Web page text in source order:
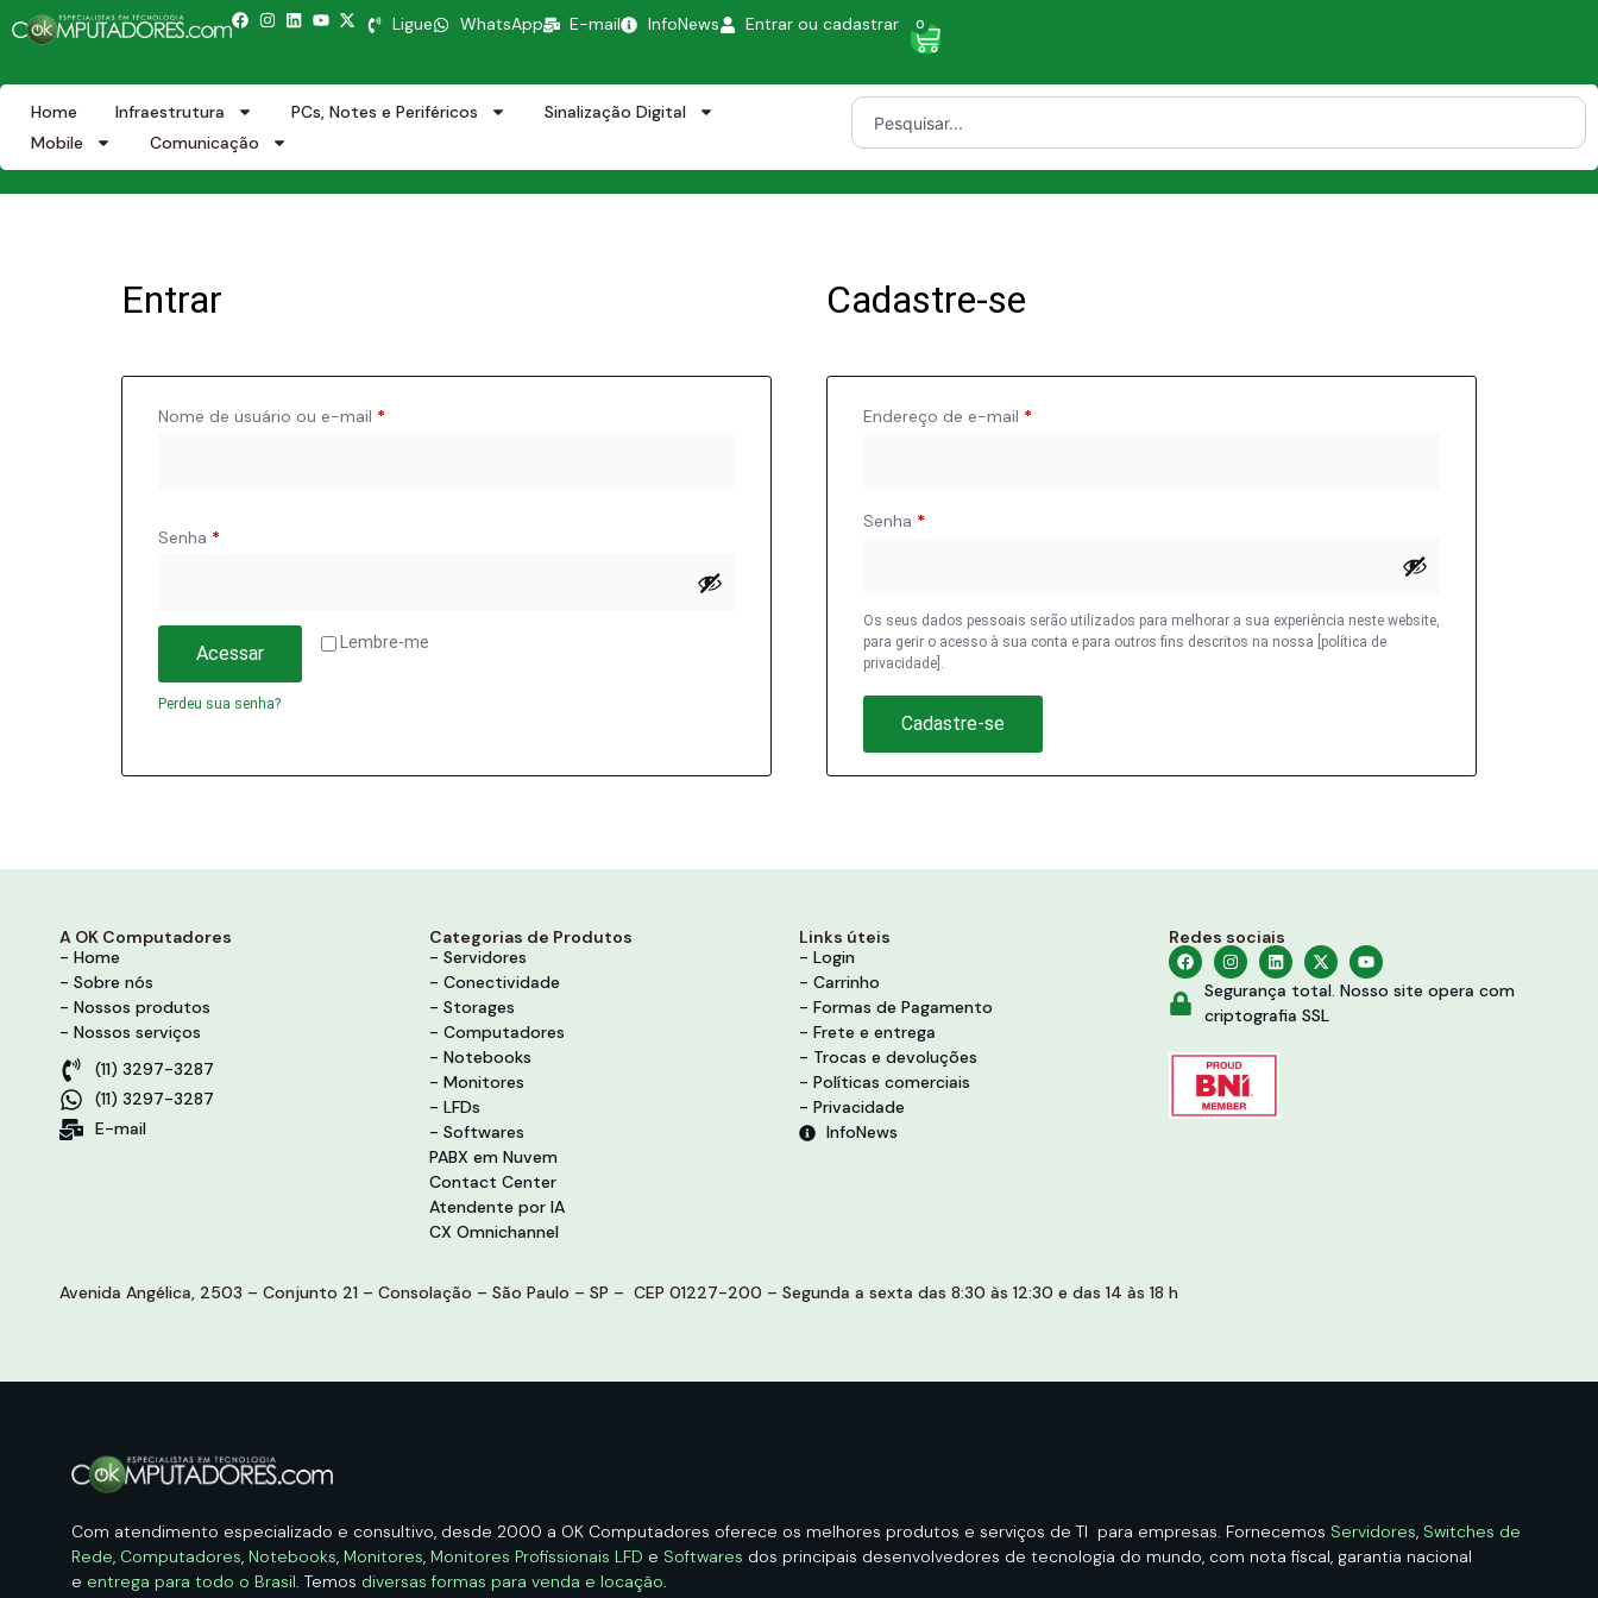
Ligue WhatsApp E-mail InfoNews Entrar ou cadastrar 0
Home Infraestrutura PCs, Notes e Periféricos
Sinalização Digital
Mobile
Comunicação
Entrar
Nome de usuário ou e-mail *
Senha *
Lembre-me
Acessar
Perdeu sua senha?
Cadastre-se
Endereço de e-mail *
Senha *
Os seus dados pessoais serão utilizados para melhorar a sua experiência neste website,
para gerir o acesso à sua conta e para outros fins descritos na nossa [política de
privacidade].
Cadastre-se
A OK Computadores
- Home
- Sobre nós
- Nossos produtos
- Nossos serviços
(11) 3297-3287
(11) 3297-3287
E-mail
Categorias de Produtos
- Servidores
- Conectividade
- Storages
- Computadores
- Notebooks
- Monitores
- LFDs
- Softwares
PABX em Nuvem
Contact Center
Atendente por IA
CX Omnichannel
Links úteis
- Login
- Carrinho
- Formas de Pagamento
- Frete e entrega
- Trocas e devoluções
- Políticas comerciais
- Privacidade
InfoNews
Redes sociais
Segurança total. Nosso site opera com
criptografia SSL
Avenida Angélica, 2503 – Conjunto 21 – Consolação – São Paulo – SP – CEP 01227-200 – Segunda a sexta das 8:30 às 12:30 e das 14 às 18 h
Com atendimento especializado e consultivo, desde 2000 a OK Computadores oferece os melhores produtos e serviços de TI para empresas. Fornecemos Servidores, Switches de
Rede, Computadores, Notebooks, Monitores, Monitores Profissionais LFD e Softwares dos principais desenvolvedores de tecnologia do mundo, com nota fiscal, garantia nacional
e entrega para todo o Brasil. Temos diversas formas para venda e locação.